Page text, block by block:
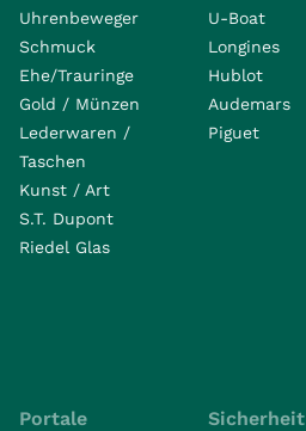
Uhrenbeweger
Schmuck
Ehe/Trauringe
Gold / Münzen
Lederwaren /
Taschen
Kunst / Art
S.T. Dupont
Riedel Glas
U-Boat
Longines
Hublot
Audemars
Piguet
Portale Sicherheit